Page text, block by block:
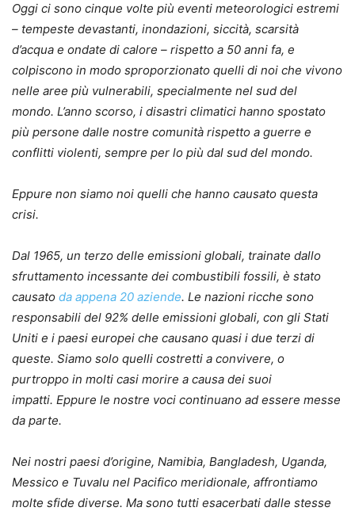
Oggi ci sono cinque volte più eventi meteorologici estremi
– tempeste devastanti, inondazioni, siccità, scarsità
d’acqua e ondate di calore – rispetto a 50 anni fa, e
colpiscono in modo sproporzionato quelli di noi che vivono
nelle aree più vulnerabili, specialmente nel sud del
mondo. L’anno scorso, i disastri climatici hanno spostato
più persone dalle nostre comunità rispetto a guerre e
conflitti violenti, sempre per lo più dal sud del mondo.
Eppure non siamo noi quelli che hanno causato questa
crisi.
Dal 1965, un terzo delle emissioni globali, trainate dallo
sfruttamento incessante dei combustibili fossili, è stato
causato da appena 20 aziende. Le nazioni ricche sono
responsabili del 92% delle emissioni globali, con gli Stati
Uniti e i paesi europei che causano quasi i due terzi di
queste. Siamo solo quelli costretti a convivere, o
purtroppo in molti casi morire a causa dei suoi
impatti. Eppure le nostre voci continuano ad essere messe
da parte.
Nei nostri paesi d’origine, Namibia, Bangladesh, Uganda,
Messico e Tuvalu nel Pacifico meridionale, affrontiamo
molte sfide diverse. Ma sono tutti esacerbati dalle stesse